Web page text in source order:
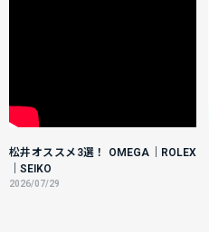
松井オススメ3選！ OMEGA｜ROLEX
｜SEIKO
2026/07/29